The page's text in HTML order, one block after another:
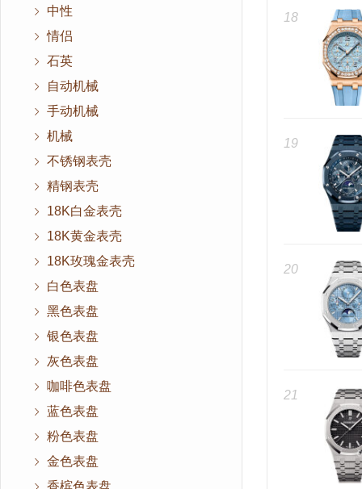
中性
情侣
石英
自动机械
手动机械
机械
不锈钢表壳
精钢表壳
18K白金表壳
18K黄金表壳
18K玫瑰金表壳
白色表盘
黑色表盘
银色表盘
灰色表盘
咖啡色表盘
蓝色表盘
粉色表盘
金色表盘
香槟色表盘
18
19
20
21